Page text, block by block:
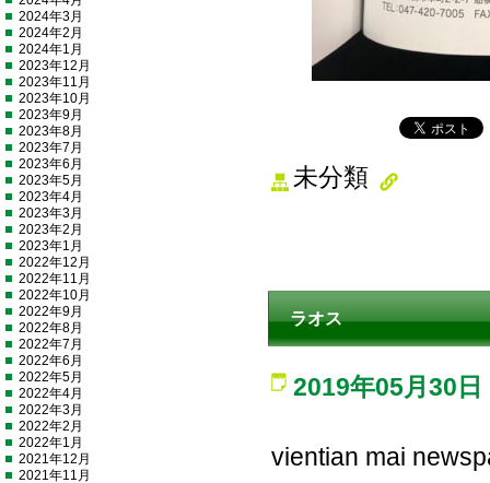
未分類
ラオス
2019年05月30日
vientian mai
2024年3月
2024年2月
2024年1月
2023年12月
2023年11月
2023年10月
2023年9月
2023年8月
2023年7月
2023年6月
2023年5月
2023年4月
2023年3月
2023年2月
2023年1月
2022年12月
2022年11月
2022年10月
2022年9月
2022年8月
2022年7月
2022年6月
2022年5月
2022年4月
2022年3月
2022年2月
2022年1月
2021年12月
2021年11月